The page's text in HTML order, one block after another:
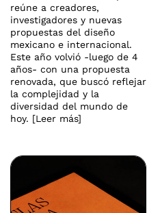
reúne a creadores,
investigadores y nuevas
propuestas del diseño
mexicano e internacional.
Este año volvió -luego de 4
años- con una propuesta
renovada, que buscó reflejar
la complejidad y la
diversidad del mundo de
hoy. [Leer más]